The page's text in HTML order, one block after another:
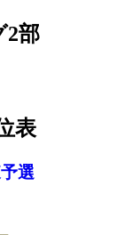
2部
表
選